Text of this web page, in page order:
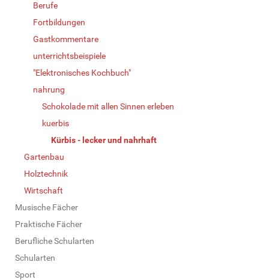
Berufe
Fortbildungen
Gastkommentare
unterrichtsbeispiele
"Elektronisches Kochbuch"
nahrung
Schokolade mit allen Sinnen erleben
kuerbis
Kürbis - lecker und nahrhaft
Gartenbau
Holztechnik
Wirtschaft
Musische Fächer
Praktische Fächer
Berufliche Schularten
Schularten
Sport